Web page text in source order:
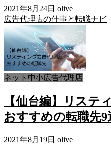
2021年8月24日 olive
広告代理店の仕事と転職ナビ
ネット中小広告代理店
【仙台編】リステ
おすすめの転職先9
2021年8月19日 olive